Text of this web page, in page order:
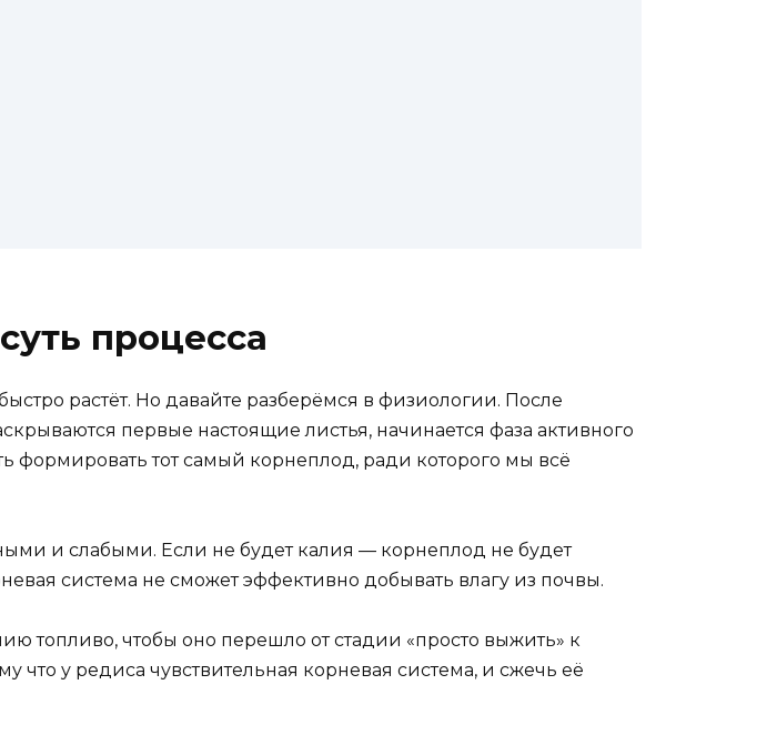
процесса
растёт. Но давайте разберёмся в физиологии. После
первые настоящие листья, начинается фаза активного
формировать тот самый корнеплод, ради которого мы всё
и слабыми. Если не будет калия — корнеплод не будет
система не сможет эффективно добывать влагу из почвы.
топливо, чтобы оно перешло от стадии «просто выжить» к
что у редиса чувствительная корневая система, и сжечь её